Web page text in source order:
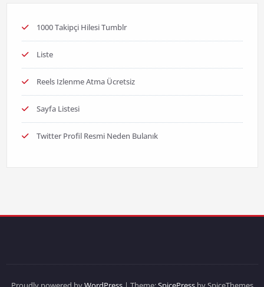
1000 Takipçi Hilesi Tumblr
Liste
Reels Izlenme Atma Ücretsiz
Sayfa Listesi
Twitter Profil Resmi Neden Bulanık